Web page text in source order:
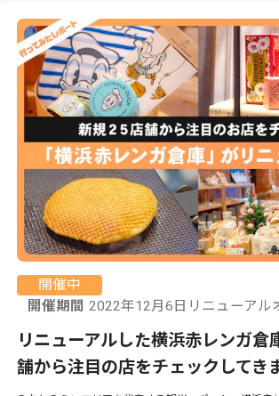
開催中
開催期間 2022年12月6日リニューアル
リニューアルした横浜赤レンガ倉
舗から注目の店をチェックしてき